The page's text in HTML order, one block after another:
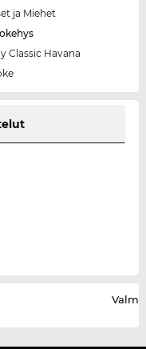
ja Miehet
Classic Havana